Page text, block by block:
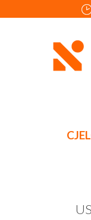
to
navigation